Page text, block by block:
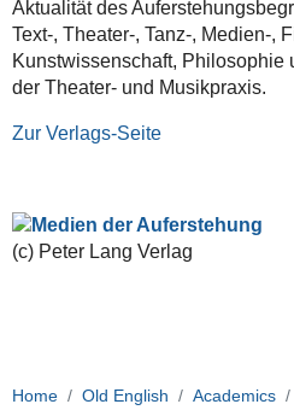
Aktualität des
Text-, Theater-, Tanz-, Medien-,
Kunstwissenschaft, Philosophie
der Theater- und Musikpraxis.
Zur Verlags-Seite
(c) Peter Lang Verlag
Home Old English Academics